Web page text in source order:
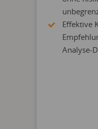
Effektive
Analyse-